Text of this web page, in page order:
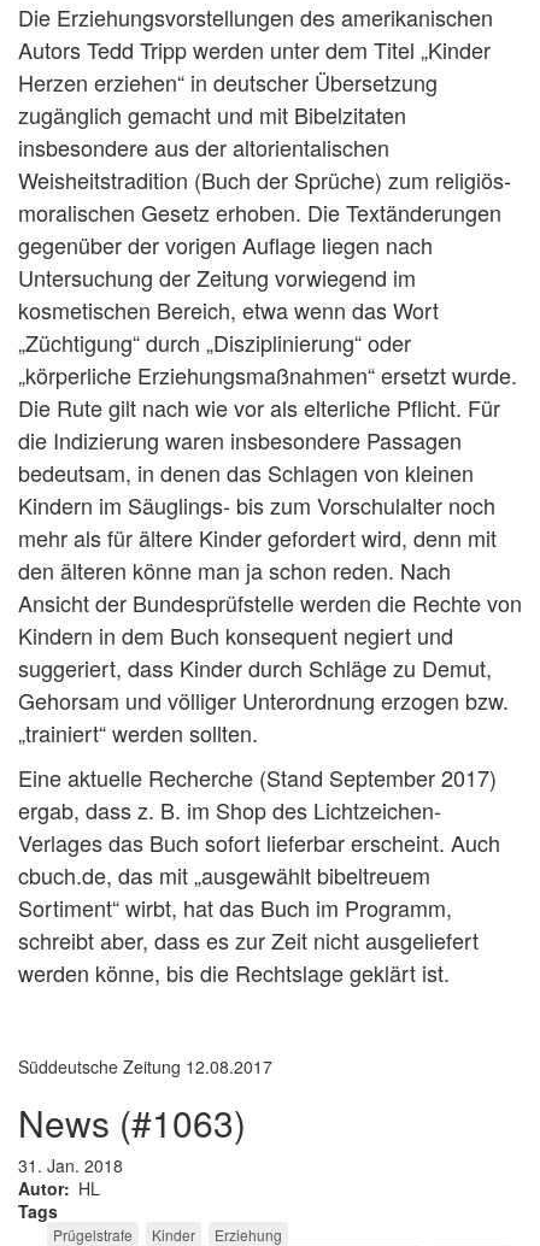
Die Erziehungsvorstellungen des amerikanischen
Autors Tedd Tripp werden unter dem Titel „Kinder
Herzen erziehen“ in deutscher Übersetzung
zugänglich gemacht und mit Bibelzitaten
insbesondere aus der altorientalischen
Weisheitstradition (Buch der Sprüche) zum religiös-
moralischen Gesetz erhoben. Die Textänderungen
gegenüber der vorigen Auflage liegen nach
Untersuchung der Zeitung vorwiegend im
kosmetischen Bereich, etwa wenn das Wort
„Züchtigung“ durch „Disziplinierung“ oder
„körperliche Erziehungsmaßnahmen“ ersetzt wurde.
Die Rute gilt nach wie vor als elterliche Pflicht. Für
die Indizierung waren insbesondere Passagen
bedeutsam, in denen das Schlagen von kleinen
Kindern im Säuglings- bis zum Vorschulalter noch
mehr als für ältere Kinder gefordert wird, denn mit
den älteren könne man ja schon reden. Nach
Ansicht der Bundesprüfstelle werden die Rechte von
Kindern in dem Buch konsequent negiert und
suggeriert, dass Kinder durch Schläge zu Demut,
Gehorsam und völliger Unterordnung erzogen bzw.
„trainiert“ werden sollten.
Eine aktuelle Recherche (Stand September 2017)
ergab, dass z. B. im Shop des Lichtzeichen-
Verlages das Buch sofort lieferbar erscheint. Auch
cbuch.de, das mit „ausgewählt bibeltreuem
Sortiment“ wirbt, hat das Buch im Programm,
schreibt aber, dass es zur Zeit nicht ausgeliefert
werden könne, bis die Rechtslage geklärt ist.
Süddeutsche Zeitung 12.08.2017
news (#1063)
31. Jan. 2018
Autor
HL
Tags
Prügelstrafe Kinder
Erziehung